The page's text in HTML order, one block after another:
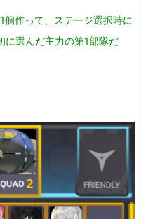
作って、ステージ選択時に
に選んだ主力の第1部隊だ